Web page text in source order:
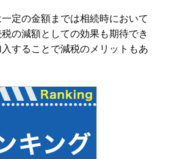
定の金額までは相続時において
の減額としての効果も期待でき
することで減税のメリットもあ